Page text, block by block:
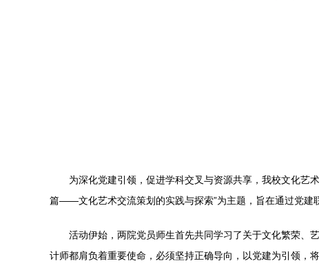
为深化党建引领，促进学科交叉与资源共享，我校文化艺
篇——文化艺术交流策划的实践与探索”为主题，旨在通过党建
活动伊始，两院党员师生首先共同学习了关于文化繁荣、
计师都肩负着重要使命，必须坚持正确导向，以党建为引领，